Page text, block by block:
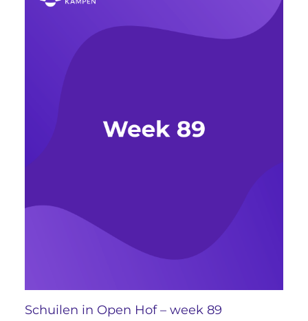
Schuilen in Open Hof – week 89